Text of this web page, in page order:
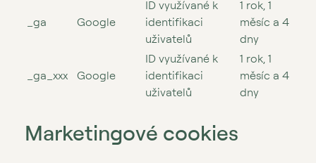
_ga Google
ID využívané k
identifikaci
uživatelů
1 rok, 1
měsíc a 4
dny
_ga_xxx Google
ID využívané k
identifikaci
uživatelů
1 rok, 1
měsíc a 4
dny
Marketingové cookies